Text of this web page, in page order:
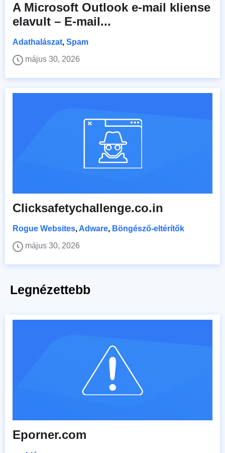
A Microsoft Outlook e-mail kliense
elavult – E-mail...
Adathalászat, Spam
május 30, 2026
Clicksafetychallenge.co.in
Rogue Websites,Adware, Böngésző-eltérítők
május 30, 2026
Legnézettebb
Eporner.com